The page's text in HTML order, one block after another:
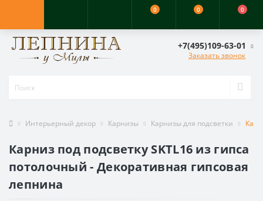
0 0 0
+7(495)109-63-01
Заказать звонок
Интерьерный декор Карнизы Карнизы для подсветки
Карниз под подсветку SKTL16 из гипса
потолочный - Декоративная гипсовая
лепнина